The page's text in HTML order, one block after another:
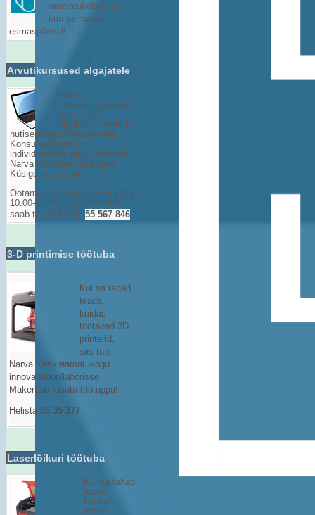
raamatukokku iga
kuu esimesel
esmaspäeval!
Arvutikursused algajatele
Narva
Keskraamatukogu
pakub abi
algajatele arvuti ja
nutiseadmete kasutajatele.
Konsultatsioonid on
individuaalsed ning toimuvad
Narva Keskraamatukogus.
Küsige julgesti abi.
Ootame teid tööpäevadel kella
10.00-17.00. Registreerida
saab telefoni teel. 55 567 846.
3-D printimise töötuba
Kui sa tahad
teada,
kuidas
töötavad 3D
printerid,
siis tule
Narva Keskraamatukogu
innovatsioonilaborisse
MakerLab tasuta töötuppa!
Helista 55 35 377
Laserlõikuri töötuba
Kui sa tahad
teada,
kuidas
töötab